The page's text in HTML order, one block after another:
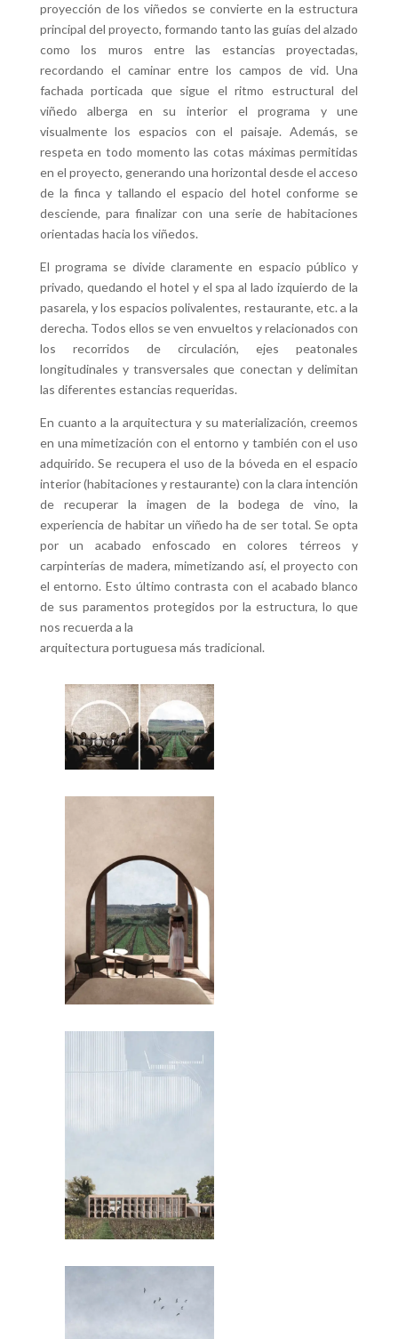
proyección de los viñedos se convierte en la estructura
principal del proyecto, formando tanto las guías del alzado
como los muros entre las estancias proyectadas,
recordando el caminar entre los campos de vid. Una
fachada porticada que sigue el ritmo estructural del
viñedo alberga en su interior el programa y une
visualmente los espacios con el paisaje. Además, se
respeta en todo momento las cotas máximas permitidas
en el proyecto, generando una horizontal desde el acceso
de la finca y tallando el espacio del hotel conforme se
desciende, para finalizar con una serie de habitaciones
orientadas hacia los viñedos.
El programa se divide claramente en espacio público y
privado, quedando el hotel y el spa al lado izquierdo de la
pasarela, y los espacios polivalentes, restaurante, etc. a la
derecha. Todos ellos se ven envueltos y relacionados con
los recorridos de circulación, ejes peatonales
longitudinales y transversales que conectan y delimitan
las diferentes estancias requeridas.
En cuanto a la arquitectura y su materialización, creemos
en una mimetización con el entorno y también con el uso
adquirido. Se recupera el uso de la bóveda en el espacio
interior (habitaciones y restaurante) con la clara intención
de recuperar la imagen de la bodega de vino, la
experiencia de habitar un viñedo ha de ser total. Se opta
por un acabado enfoscado en colores térreos y
carpinterías de madera, mimetizando así, el proyecto con
el entorno. Esto último contrasta con el acabado blanco
de sus paramentos protegidos por la estructura, lo que
nos recuerda a la
arquitectura portuguesa más tradicional.